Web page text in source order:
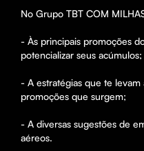
No Grupo TBT COM
- Às principais promoções
potencializar seus acúmulos;
- A estratégias que te
promoções que surgem;
- A diversas sugestões de
aéreos.